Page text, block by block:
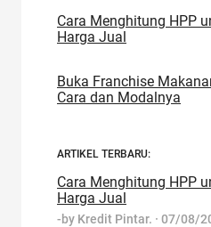
Cara Menghitung HPP
Harga Jual
Buka Franchise
Cara dan Modalnya
ARTIKEL TERBARU:
Cara Menghitung HPP
Harga Jual
-by Kredit Pintar. · 07/08/